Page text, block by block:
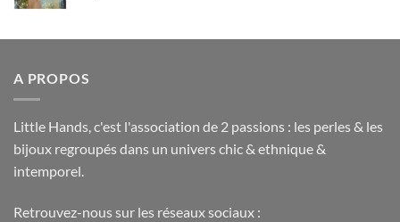
A PROPOS
Little Hands, c'est l'association de 2 passions : les perles & les
bijoux regroupés dans un univers chic & ethnique &
intemporel.
Retrouvez-nous sur les réseaux sociaux :